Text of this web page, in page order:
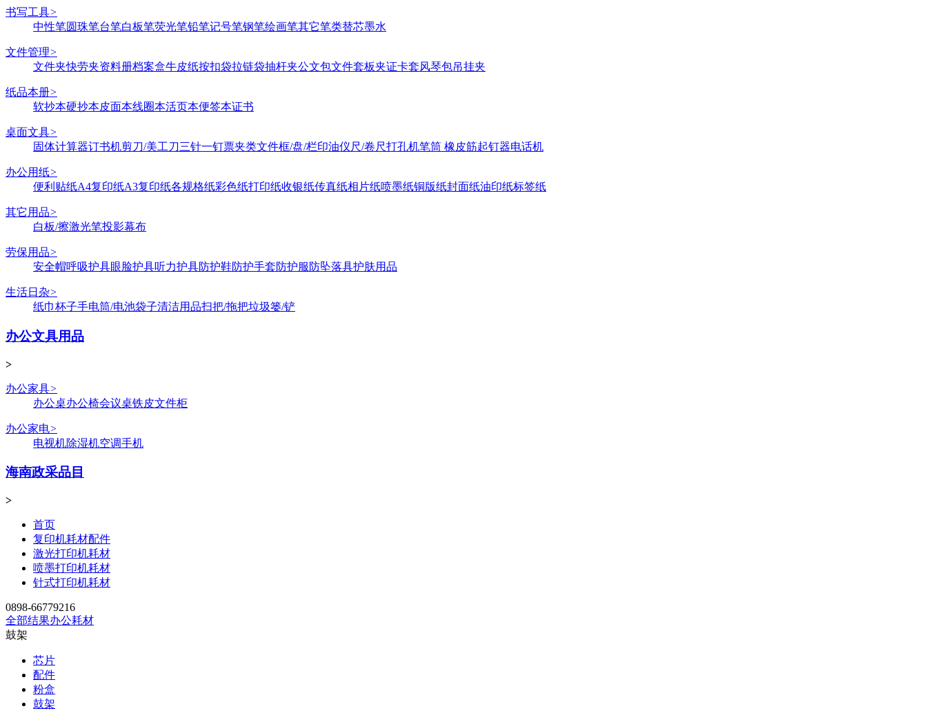
书写工具>
中性笔圆珠笔台笔白板笔荧光笔铅笔记号笔钢笔绘画笔其它笔类替芯墨水
文件管理>
文件夹快劳夹资料册档案盒牛皮纸按扣袋拉链袋抽杆夹公文包文件套板夹证卡套风琴包吊挂夹
纸品本册>
软抄本硬抄本皮面本线圈本活页本便签本证书
桌面文具>
固体计算器订书机剪刀/美工刀三针一钉票夹类文件框/盘/栏印油仪尺/卷尺打孔机笔筒 橡皮筋起钉器电话机
办公用纸>
便利贴纸A4复印纸A3复印纸各规格纸彩色纸打印纸收银纸传真纸相片纸喷墨纸铜版纸封面纸油印纸标签纸
其它用品>
白板/擦激光笔投影幕布
劳保用品>
安全帽呼吸护具眼脸护具听力护具防护鞋防护手套防护服 防坠落具护肤用品
生活日杂>
纸巾杯子手电筒/电池袋子清洁用品扫把/拖把垃圾篓/铲
办公文具用品
>
办公家具>
办公桌办公椅会议桌铁皮文件柜
办公家电>
电视机除湿机空调手机
海南政采品目
>
首页
复印机耗材配件
激光打印机耗材
喷墨打印机耗材
针式打印机耗材
0898-66779216
全部结果办公耗材
鼓架
芯片
配件
粉盒
鼓架